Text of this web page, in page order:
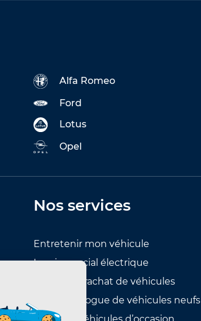
Alfa Romeo
Ford
Lotus
Opel
Nos services
Entretenir mon véhicule
Leasing social électrique
Reprise et rachat de véhicules
Notre catalogue de véhicules neufs